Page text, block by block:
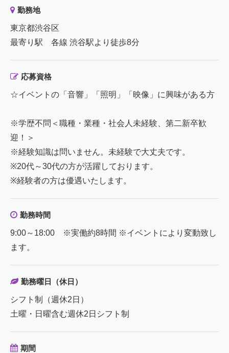
勤務地
東京都渋谷区
最寄り駅 各線 渋谷駅より徒歩8分
応募資格
☆イベントの「音響」「照明」「映像」に興味がある方
※学歴不問＜職種・業種・社会人未経験、第二新卒歓
迎！＞
※経験知識は問いません。未経験で大丈夫です。
※20代～30代の方が活躍しております。
※経験者の方は優遇いたします。
勤務時間
9:00～18:00 ※実働約8時間 ※イベントにより変動致し
ます。
勤務曜日（休日）
シフト制（週休2日）
土曜・日曜含む週休2日シフト制
期間